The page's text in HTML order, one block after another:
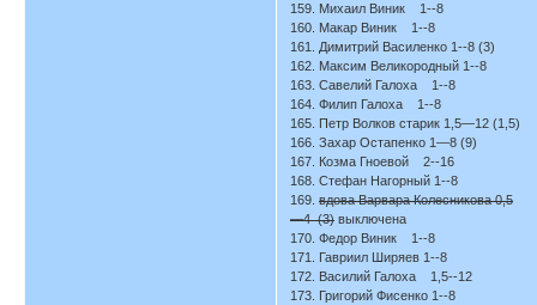
159. Михаил Виник 1--8
160. Макар Виник 1--8
161. Димитрий Василенко 1--8 (3)
162. Максим Великородный 1--8
163. Савелий Галоха 1--8
164. Филип Галоха 1--8
165. Петр Волков старик 1,5—12 (1,5)
166. Захар Остапенко 1—8 (9)
167. Козма Гноевой 2--16
168. Стефан Нагорный 1--8
169.вдова Варвара Колесникова 0,5
—4 (3) выключена
170. Федор Виник 1--8
171. Гавриил Ширяев 1--8
172. Василий Галоха 1,5--12
173. Григорий Фисенко 1--8